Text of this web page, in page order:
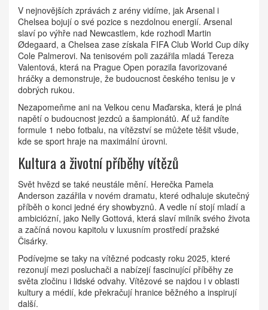
V nejnovějších zprávách z arény vidíme, jak Arsenal i
Chelsea bojují o své pozice s nezdolnou energií. Arsenal
slaví po výhře nad Newcastlem, kde rozhodl Martin
Ødegaard, a Chelsea zase získala FIFA Club World Cup díky
Cole Palmerovi. Na tenisovém poli zazářila mladá Tereza
Valentová, která na Prague Open porazila favorizované
hráčky a demonstruje, že budoucnost českého tenisu je v
dobrých rukou.
Nezapomeňme ani na Velkou cenu Maďarska, která je plná
napětí o budoucnost jezdců a šampionátů. Ať už fandíte
formule 1 nebo fotbalu, na vítězství se můžete těšit všude,
kde se sport hraje na maximální úrovni.
Kultura a životní příběhy vítězů
Svět hvězd se také neustále mění. Herečka Pamela
Anderson zazářila v novém dramatu, které odhaluje skutečný
příběh o konci jedné éry showbyznů. A vedle ní stojí mladí a
ambiciózní, jako Nelly Gottová, která slaví milník svého života
a začíná novou kapitolu v luxusním prostředí pražské
Čisárky.
Podívejme se taky na vítězné podcasty roku 2025, které
rezonují mezi posluchači a nabízejí fascinující příběhy ze
světa zločinu i lidské odvahy. Vítězové se najdou i v oblasti
kultury a médií, kde překračují hranice běžného a inspirují
další.